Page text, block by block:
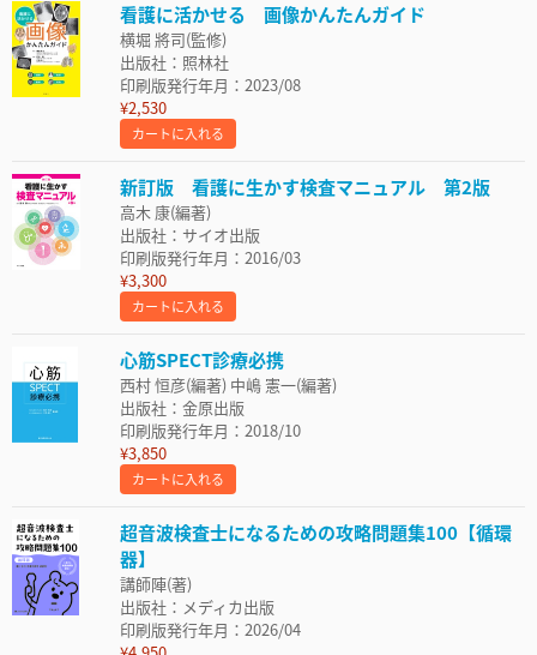
看護に活かせる 画像かんたんガイド
横堀 將司(監修)
出版社：照林社
印刷版発行年月：2023/08
¥2,530
カートに入れる
新訂版 看護に生かす検査マニュアル 第2版
高木 康(編著)
出版社：サイオ出版
印刷版発行年月：2016/03
¥3,300
カートに入れる
心筋SPECT診療必携
西村 恒彦(編著) 中嶋 憲一(編著)
出版社：金原出版
印刷版発行年月：2018/10
¥3,850
カートに入れる
超音波検査士になるための攻略問題集100【循環
器】
講師陣(著)
出版社：メディカ出版
印刷版発行年月：2026/04